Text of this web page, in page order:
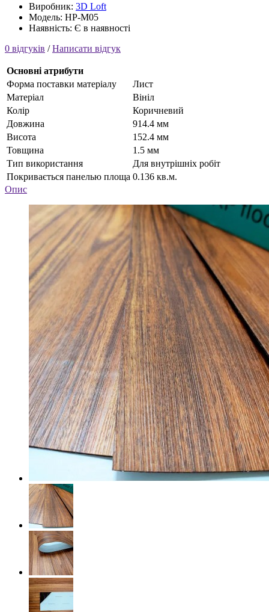
Виробник: 3D Loft
Модель: HP-M05
Наявність: Є в наявності
0 відгуків /Написати відгук
Основні атрибути
Форма поставки матеріалу
Лист
Матеріал
Вініл
Колір
Коричневий
Довжина
914.4 мм
Висота
152.4 мм
Товщина
1.5 мм
Тип використання
Для внутрішніх робіт
Покривається панелью площа 0.136 кв.м.
Опис